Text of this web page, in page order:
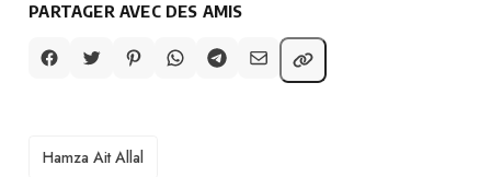
PARTAGER AVEC DES AMIS
TAGS
Hamza Ait Allal